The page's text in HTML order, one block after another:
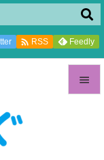

 RSS Feedly